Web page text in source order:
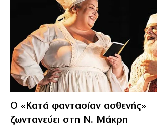
Ο «Κατά φαντασίαν ασθενής»
ζωντανεύει στη Ν. Μάκρη